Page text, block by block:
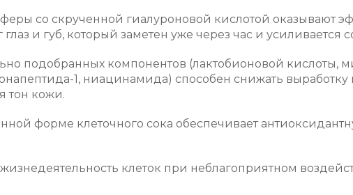
со скрученной гиалуроновой кислотой оказывают
и губ, который заметен уже через час и усиливается
подобранных компонентов (лактобионовой кислоты,
1, ниацинамида) способен снижать выработку
тон кожи.
форме клеточного сока обеспечивает
клеток при неблагоприятном